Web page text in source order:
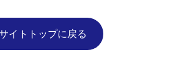
イトトップに戻る